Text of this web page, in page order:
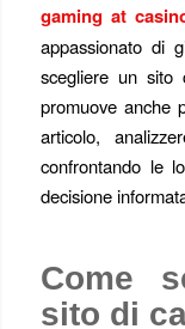
gaming at
appassionato di
scegliere un sito
promuove anche
articolo,
confrontando le
decisione
Come
sito di